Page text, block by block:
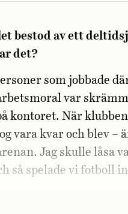
bestod av ett
det?
som jobbade
var
kontoret. När
vara kvar och blev –
Jag skulle låsa
så spelade vi fotboll